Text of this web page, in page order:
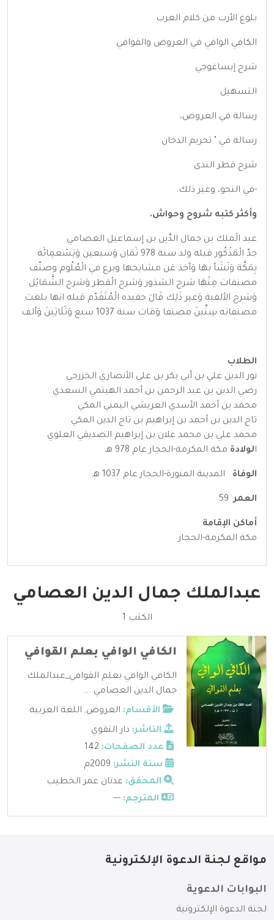
بلوغ الأرب من كلام العرب
الكافي الوافي في العروض والقوافي
شرح إيساغوجي
التسهيل
رسالة في العروض،
رسالة في " تحريم الدخان
شرح قطر الندى
-في النحو، وغير ذلك.
وأكثر كتبه شروح وحواش.
عبد الْملك بن جمال الدَّين بن إسماعيل العصامي
جدّ الْمَذْكُور قبله ولد سنة 978 ثَمَان وَسبعين وَتِسْعمِائَة
بِمَكَّة وَنَشَأ بهَا وَأخذ عَن مشايخها وبرع في الْعُلُوم وصنّف
مصنفات مِنْهَا شرح الشذور وَشرح الْقطر وَشرح الشَّمَائِل
وَشرح الألفية وَغير ذَلِك قَالَ حفيده الْمُتَقَدّم قبله انها بلغت
مصنفاته سِتِّينَ مصنفا وَمَات سنة 1037 سبع وَثَلَاثِينَ وَألف
الطلاب
نور الدين علي بن أبي بكر بن علي الأنصاري الخزرجي
رضي الدين بن عبد الرحمن بن أحمد الهيتمي السعدي
محمد بن أحمد الأسدي العريشي اليمني المكي
تاج الدين بن أحمد بن إبراهيم بن تاج الدين المكي
محمد علي بن محمد علان بن إبراهيم الصديقي العلوي
الولادة مكة المكرمة-الحجاز عام 978 هـ
الوفاة المدينة المنورة-الحجاز عام 1037 هـ
العمر59
أماكن الإقامة
مكة المكرمة-الحجاز
عبدالملك جمال الدين العصامي
الكتب 1
الكافي الوافي بعلم القوافي
الكافي الوافي بعلم القوافي_عبدالملك
جمال الدين العصامي ...
الأقسام: العروض, اللغة العربية
الناشر: دار التقوي
عدد الصفحات:
سنة النشر:
المحقق: عدنان عمر الخطيب
المترجم: ---
مواقع لجنة الدعوة الإلكترونية
البوابات الدعوية
لجنة الدعوة الإلكترونية